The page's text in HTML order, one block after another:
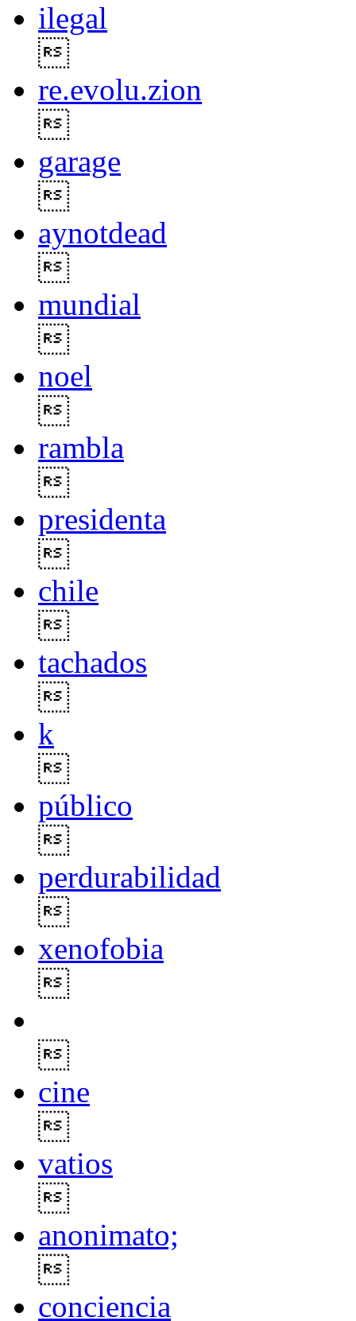
ilegal
re.evolu.zion
garage
aynotdead
mundial
noel
rambla
presidenta
chile
tachados
k
público
perdurabilidad
xenofobia
cine
vatios
anonimato;
conciencia